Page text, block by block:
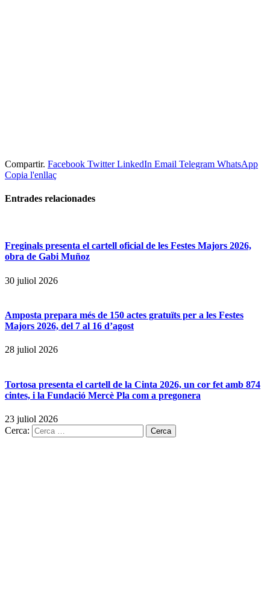
Compartir. Facebook Twitter LinkedIn Email Telegram WhatsApp
Copia l'enllaç
Entrades relacionades
Freginals presenta el cartell oficial de les Festes Majors 2026,
obra de Gabi Muñoz
30 juliol 2026
Amposta prepara més de 150 actes gratuïts per a les Festes
Majors 2026, del 7 al 16 d’agost
28 juliol 2026
Tortosa presenta el cartell de la Cinta 2026, un cor fet amb 874
cintes, i la Fundació Mercè Pla com a pregonera
23 juliol 2026
Cerca: